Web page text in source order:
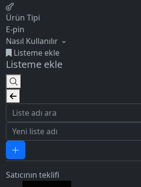
Ürün Tipi
E-pin
Nasıl Kullanılır
Listeme ekle
Listeme ekle
Satıcının teklifi